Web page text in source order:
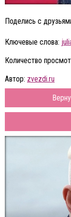
Поделись с
Ключевые слова:
Количество
Автор: zvezdi.ru